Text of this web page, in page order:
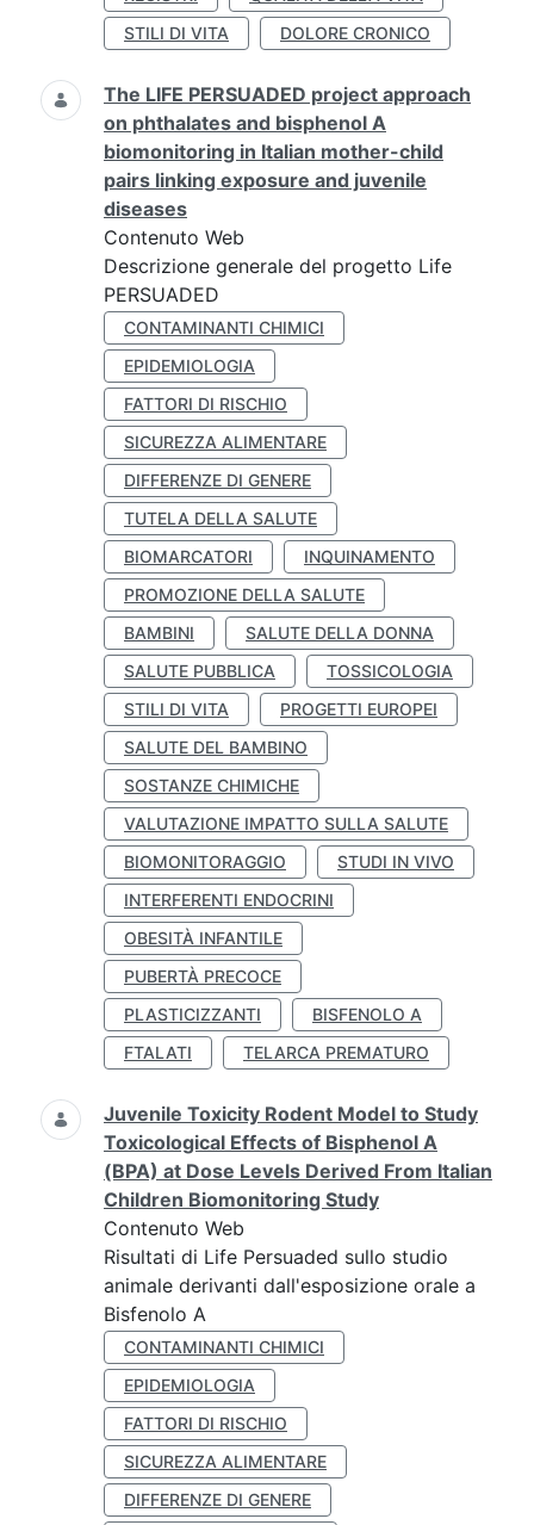
STILI DI VITA
DOLORE CRONICO
The LIFE PERSUADED project approach
on phthalates and bisphenol A
biomonitoring in Italian mother-child
pairs linking exposure and juvenile
diseases
Contenuto Web
Descrizione generale del progetto Life
PERSUADED
CONTAMINANTI CHIMICI
EPIDEMIOLOGIA
FATTORI DI RISCHIO
SICUREZZA ALIMENTARE
DIFFERENZE DI GENERE
TUTELA DELLA SALUTE
BIOMARCATORI
INQUINAMENTO
PROMOZIONE DELLA SALUTE
BAMBINI
SALUTE DELLA DONNA
SALUTE PUBBLICA
TOSSICOLOGIA
STILI DI VITA
PROGETTI EUROPEI
SALUTE DEL BAMBINO
SOSTANZE CHIMICHE
VALUTAZIONE IMPATTO SULLA SALUTE
BIOMONITORAGGIO
STUDI IN VIVO
INTERFERENTI ENDOCRINI
OBESITÀ INFANTILE
PUBERTÀ PRECOCE
PLASTICIZZANTI
BISFENOLO A
FTALATI
TELARCA PREMATURO
Juvenile Toxicity Rodent Model to Study
Toxicological Effects of Bisphenol A
(BPA) at Dose Levels Derived From Italian
Children Biomonitoring Study
Contenuto Web
Risultati di Life Persuaded sullo studio
animale derivanti dall'esposizione orale a
Bisfenolo A
CONTAMINANTI CHIMICI
EPIDEMIOLOGIA
FATTORI DI RISCHIO
SICUREZZA ALIMENTARE
DIFFERENZE DI GENERE